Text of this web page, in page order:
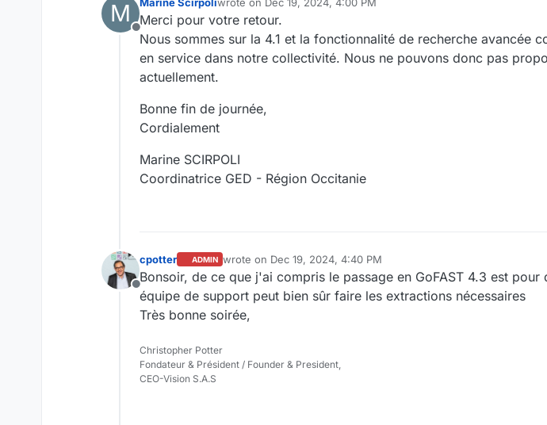
M
Offline
Marine Scirpoliwrote on Dec 19, 2024, 4:00 PM
last edited by
Merci pour votre retour.
Nous sommes sur la 4.1 et la fonctionnalité de recherche avancée
en service dans notre collectivité. Nous ne pouvons donc pas
actuellement.
Bonne fin de journée,
Cordialement
Marine SCIRPOLI
Coordinatrice GED - Région Occitanie
Offline
cpotter ADMIN wrote on Dec 19, 2024, 4:40 PM
last edited by
Bonsoir, de ce que j'ai compris le passage en GoFAST 4.3 est
équipe de support peut bien sûr faire les extractions nécessaires
Très bonne soirée,
Christopher Potter
Fondateur & Président / Founder & President,
CEO-Vision S.A.S